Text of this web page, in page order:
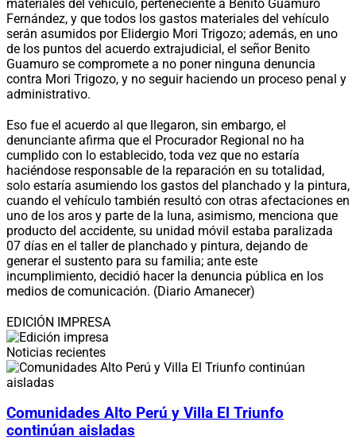
materiales del vehículo, perteneciente a Benito Guamuro
Fernández, y que todos los gastos materiales del vehículo
serán asumidos por Elidergio Mori Trigozo; además, en uno
de los puntos del acuerdo extrajudicial, el señor Benito
Guamuro se compromete a no poner ninguna denuncia
contra Mori Trigozo, y no seguir haciendo un proceso penal y
administrativo.
Eso fue el acuerdo al que llegaron, sin embargo, el
denunciante afirma que el Procurador Regional no ha
cumplido con lo establecido, toda vez que no estaría
haciéndose responsable de la reparación en su totalidad,
solo estaría asumiendo los gastos del planchado y la pintura,
cuando el vehículo también resultó con otras afectaciones en
uno de los aros y parte de la luna, asimismo, menciona que
producto del accidente, su unidad móvil estaba paralizada
07 días en el taller de planchado y pintura, dejando de
generar el sustento para su familia; ante este
incumplimiento, decidió hacer la denuncia pública en los
medios de comunicación. (Diario Amanecer)
EDICIÓN IMPRESA
Noticias recientes
Comunidades Alto Perú y Villa El Triunfo
continúan aisladas